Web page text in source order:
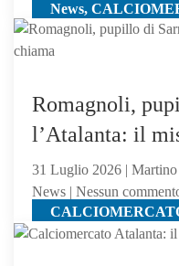
News,
Romagnoli,
l’Atalanta: il
31 Luglio 2026 |
News | Nessun